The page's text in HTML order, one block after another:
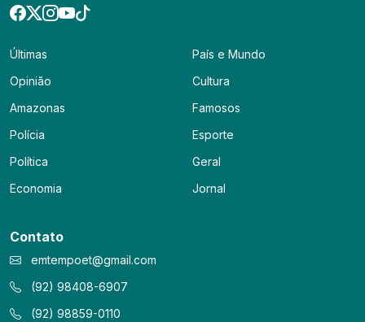
Últimas
Opinião
Amazonas
Polícia
Política
Economia
País e Mundo
Cultura
Famosos
Esporte
Geral
Jornal
Contato
emtempoet@gmail.com
(92) 98408-6907
(92) 98859-0110